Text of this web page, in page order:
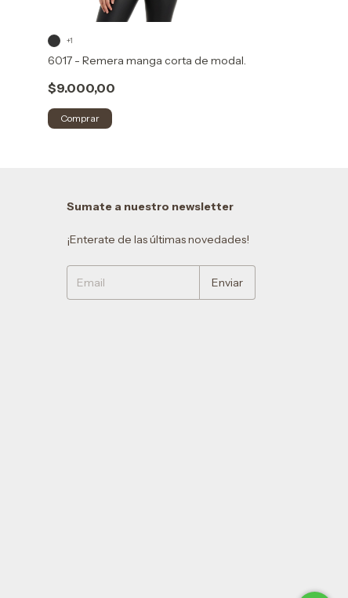
6017 - Remera manga corta de modal.
$9.000,00
+1
Comprar
Sumate a nuestro newsletter
¡Enterate de las últimas novedades!